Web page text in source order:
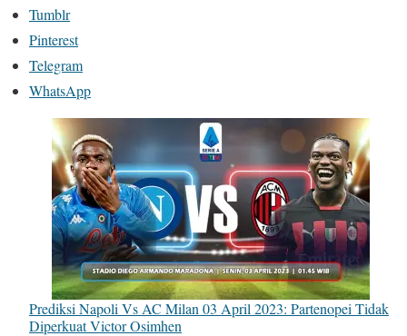
Tumblr
Pinterest
Telegram
WhatsApp
Prediksi Napoli Vs AC Milan 03 April 2023: Partenopei Tidak
Diperkuat Victor Osimhen